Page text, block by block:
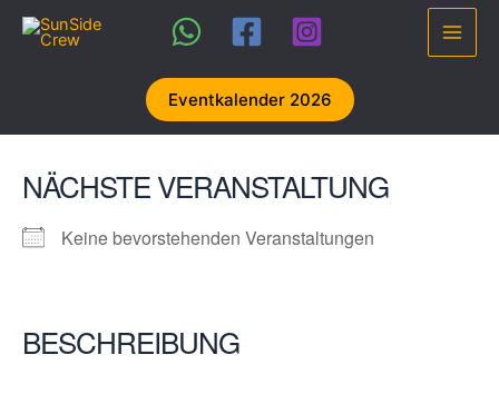
Inhalt
Main
Eventkalender 2026
NÄCHSTE VERANSTALTUNG
Keine bevorstehenden Veranstaltungen
BESCHREIBUNG